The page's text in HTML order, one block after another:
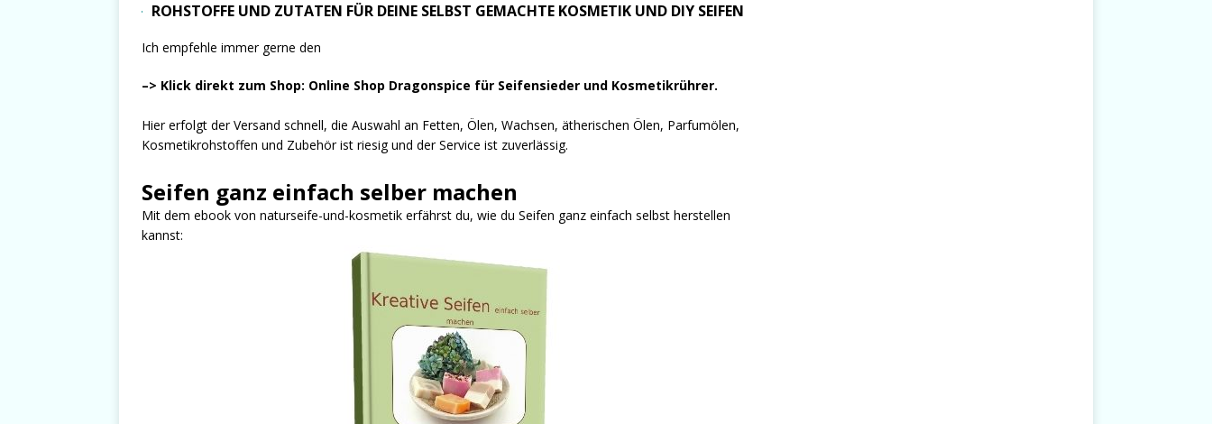
ROHSTOFFE UND ZUTATEN FÜR DEINE SELBST GEMACHTE KOSMETIK UND DIY SEIFEN
Ich empfehle immer gerne den
–> Klick direkt zum Shop: Online Shop Dragonspice für Seifensieder und Kosmetikrührer.
Hier erfolgt der Versand schnell, die Auswahl an Fetten, Ölen, Wachsen, ätherischen Ölen, Parfumölen,
Kosmetikrohstoffen und Zubehör ist riesig und der Service ist zuverlässig.
Seifen ganz einfach selber machen
Mit dem ebook von naturseife-und-kosmetik erfährst du, wie du Seifen ganz einfach selbst herstellen
kannst: